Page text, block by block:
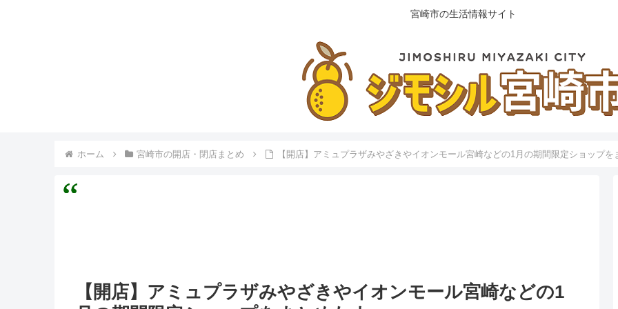
宮崎市の生活情報サイト
ホーム 宮崎市の開店・閉店まとめ 【開店】アミュプラザみやざきやイオンモール宮崎などの1月の期間限定ショップを
【開店】アミュプラザみやざきやイオンモール宮崎などの1